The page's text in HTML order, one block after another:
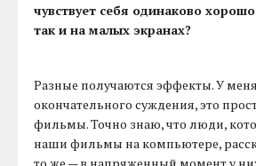
чувствует себя одинаково
так и на малых экранах?
Разные получаются эффекты. У
окончательного суждения, это
фильмы. Точно знаю, что люди,
наши фильмы на компьютере,